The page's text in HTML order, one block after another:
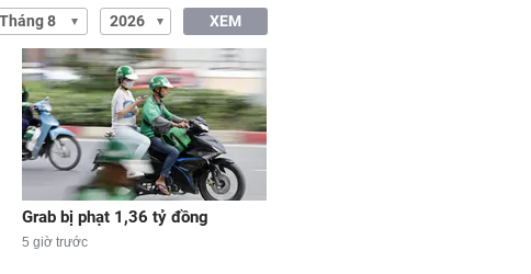
XEM
Grab bị phạt 1,36 tỷ đồng
5 giờ trước